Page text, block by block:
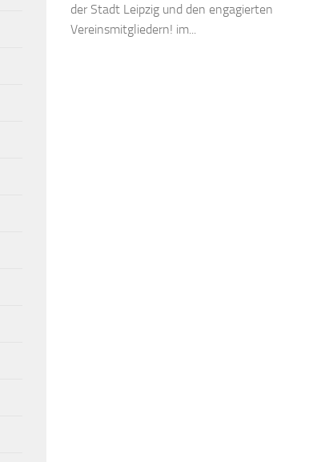
der Stadt Leipzig und den engagierten
Vereinsmitgliedern! im...